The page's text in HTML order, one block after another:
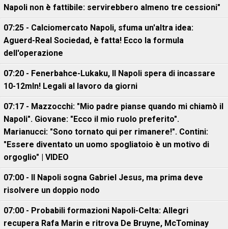
Napoli non è fattibile: servirebbero almeno tre cessioni"
07:25 - Calciomercato Napoli, sfuma un'altra idea:
Aguerd-Real Sociedad, è fatta! Ecco la formula
dell'operazione
07:20 - Fenerbahce-Lukaku, ll Napoli spera di incassare
10-12mln! Legali al lavoro da giorni
07:17 - Mazzocchi: "Mio padre pianse quando mi chiamò il
Napoli". Giovane: "Ecco il mio ruolo preferito".
Marianucci: "Sono tornato qui per rimanere!". Contini:
"Essere diventato un uomo spogliatoio è un motivo di
orgoglio" | VIDEO
07:00 - Il Napoli sogna Gabriel Jesus, ma prima deve
risolvere un doppio nodo
07:00 - Probabili formazioni Napoli-Celta: Allegri
recupera Rafa Marin e ritrova De Bruyne, McTominay